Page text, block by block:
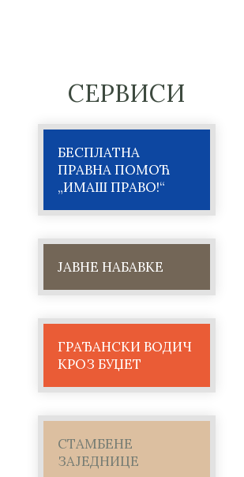
СЕРВИСИ
БЕСПЛАТНА
ПРАВНА ПОМОЋ
„ИМАШ ПРАВО!“
ЈАВНЕ НАБАВКЕ
ГРАЂАНСКИ ВОДИЧ
КРОЗ БУЏЕТ
СТАМБЕНЕ
ЗАЈЕДНИЦЕ